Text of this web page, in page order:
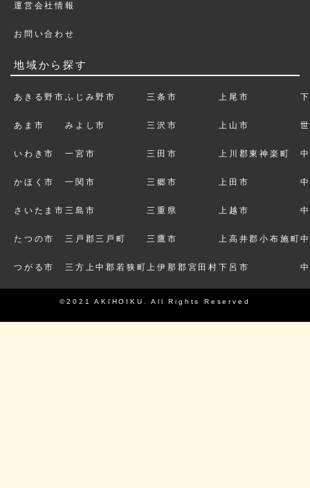
運営会社情報
お問い合わせ
地域から探す
あきる野市
あま市
いわき市
かほく市
さいたま市
たつの市
つがる市
ふじみ野市
みよし市
一宮市
一関市
三島市
三戸郡三戸町
三方上中郡若狭町
三条市
三沢市
三田市
三郷市
三重県
三鷹市
上伊那郡宮田村
上尾市
上山市
上川郡東神楽町
上田市
上越市
上高井郡小布施町
下呂市
©2021 AKIHOIKU. All Rights Reserved